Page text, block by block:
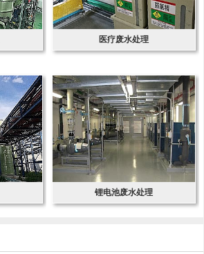
医疗废水处理
锂电池废水处理